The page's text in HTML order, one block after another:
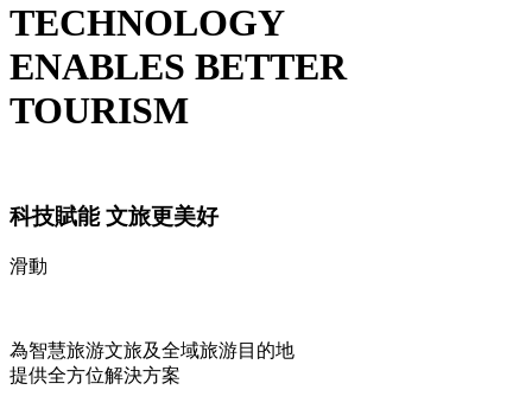
TECHNOLOGY
ENABLES BETTER
TOURISM
科技賦能 文旅更美好
滑動
為智慧旅游文旅及全域旅游目的地
提供全方位解決方案